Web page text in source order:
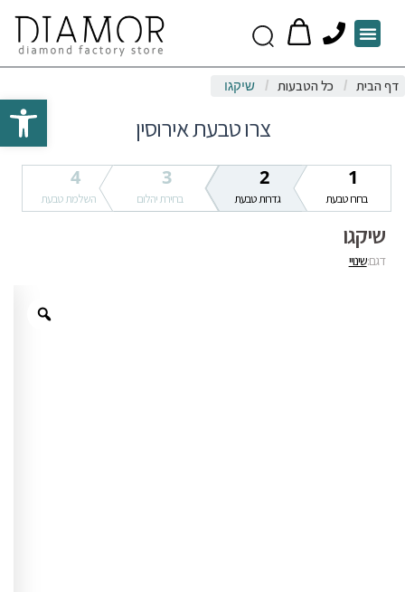
Open toolbar
P
o
n
Menu
דף הבית / כל הטבעות / שיקגו
צרו טבעת אירוסין
1
בחרו טבעת
2
גדרות טבעת
3
בחירת יהלום
4
השלמת טבעת
שיקגו
דגם:שינויי